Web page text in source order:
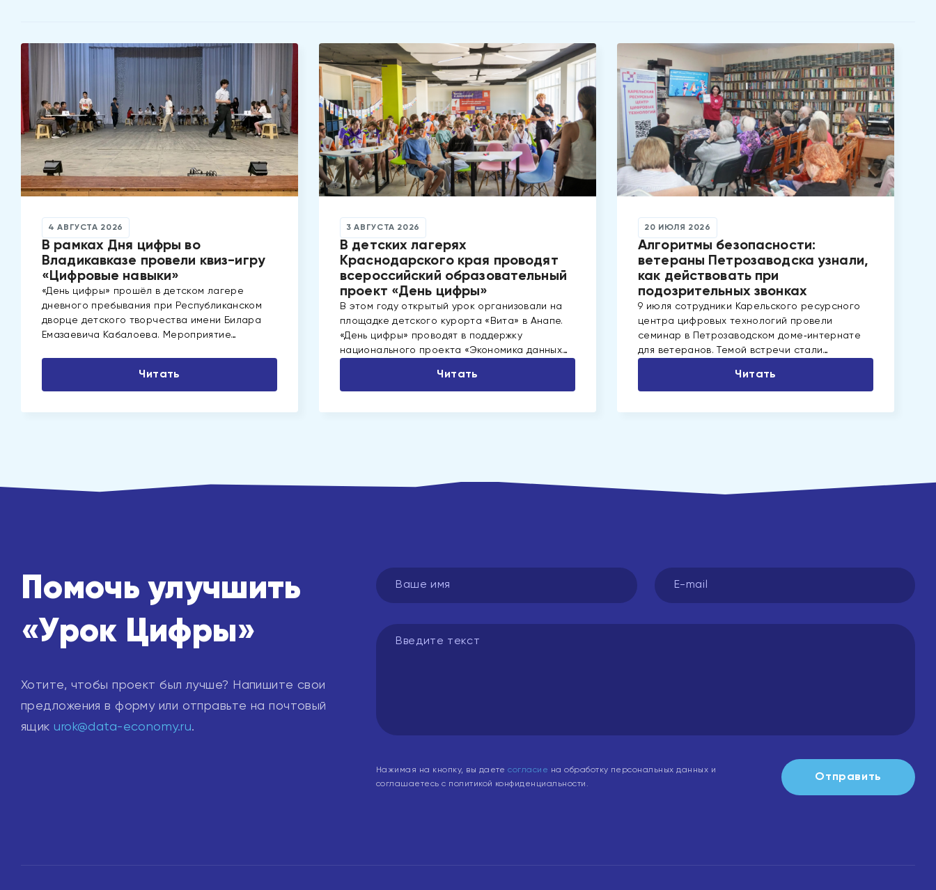
4 АВГУСТА 2026
В рамках Дня цифры во
Владикавказе провели квиз-игру
«Цифровые навыки»
«День цифры» прошёл в детском лагере
дневного пребывания при Республиканском
дворце детского творчества имени Билара
Емазаевича Кабалоева. Мероприятие…
Читать
3 АВГУСТА 2026
В детских лагерях
Краснодарского края проводят
всероссийский образовательный
проект «День цифры»
В этом году открытый урок организовали на
площадке детского курорта «Вита» в Анапе.
«День цифры» проводят в поддержку
национального проекта «Экономика данных…
Читать
20 ИЮЛЯ 2026
Алгоритмы безопасности:
ветераны Петрозаводска узнали,
как действовать при
подозрительных звонках
9 июля сотрудники Карельского ресурсного
центра цифровых технологий провели
семинар в Петрозаводском доме‑интернате
для ветеранов. Темой встречи стали…
Читать
Помочь улучшить
«Урок Цифры»
Хотите, чтобы проект был лучше? Напишите свои
предложения в форму или отправьте на почтовый
ящикurok@data-economy.ru.
Нажимая на кнопку, вы даетесогласие на обработку персональных данных и
соглашаетесь с политикой конфиденциальности.
Отправить